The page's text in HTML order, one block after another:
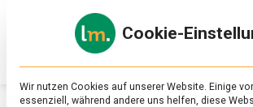
zu
Cookie-
Wir nutzen Cookies auf unserer Website. Einige
essenziell, während andere uns helfen, diese